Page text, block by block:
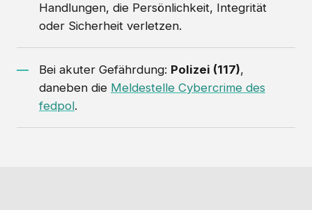
Handlungen, die Persönlichkeit, Integrität
oder Sicherheit verletzen.
Bei akuter Gefährdung: Polizei (117),
daneben die Meldestelle Cybercrime des
fedpol.